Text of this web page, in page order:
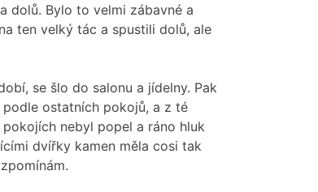
dolů. Bylo to velmi zábavné a
ten velký tác a spustili dolů, ale
se šlo do salonu a jídelny. Pak
ostatních pokojů, a z té
nebyl popel a ráno hluk
dvířky kamen měla cosi tak